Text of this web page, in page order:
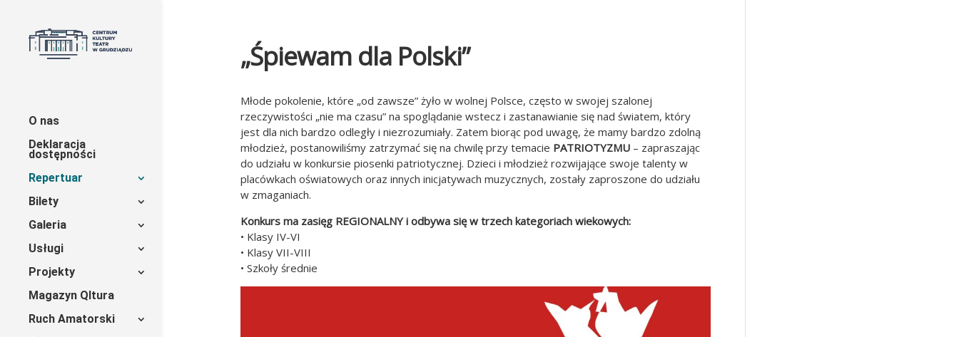
O nas
Deklaracja
dostępności
Repertuar
Bilety
Galeria
Usługi
Projekty
Magazyn Qltura
Ruch Amatorski
„Śpiewam dla Polski”
Młode pokolenie, które „od zawsze” żyło w wolnej Polsce, często w swojej szalonej
rzeczywistości „nie ma czasu” na spoglądanie wstecz i zastanawianie się nad światem, który
jest dla nich bardzo odległy i niezrozumiały. Zatem biorąc pod uwagę, że mamy bardzo zdolną
młodzież, postanowiliśmy zatrzymać się na chwilę przy temacie PATRIOTYZMU– zapraszając
do udziału w konkursie piosenki patriotycznej. Dzieci i młodzież rozwijające swoje talenty w
placówkach oświatowych oraz innych inicjatywach muzycznych, zostały zaproszone do udziału
w zmaganiach.
Konkurs ma zasięg REGIONALNY i odbywa się w trzech kategoriach wiekowych:
• Klasy IV-VI
• Klasy VII-VIII
• Szkoły średnie